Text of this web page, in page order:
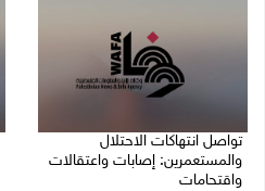
تواصل انتهاكات الاحتلال
والمستعمرين: إصابات واعتقالات
واقتحامات